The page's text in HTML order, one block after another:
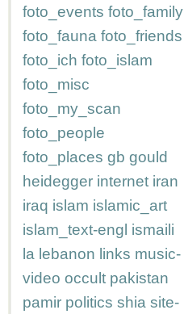
foto_events foto_family
foto_fauna foto_friends
foto_ich foto_islam
foto_misc
foto_my_scan
foto_people
foto_places gb gould
heidegger internet iran
iraq islam islamic_art
islam_text-engl ismaili
la lebanon links music-
video occult pakistan
pamir politics shia site-